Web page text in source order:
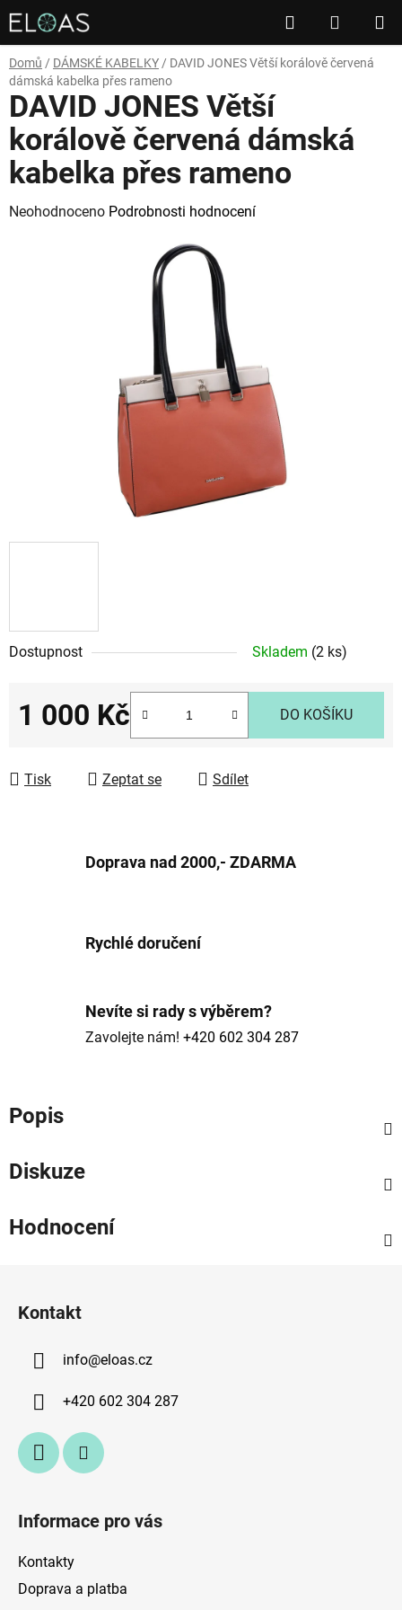
Přejít
na
obsah
Hledat
KOŠÍK
Domů / DÁMSKÉ KABELKY / DAVID JONES Větší korálově červená
dámská kabelka přes rameno
Dostupnost Skladem (2 ks)
1 000 Kč DO KOŠÍKU
Tisk Zeptat se Sdílet
DAVID JONES Větší
korálově červená dámská
kabelka přes rameno
Průměrné
Neohodnoceno Podrobnosti hodnocení
Doprava nad 2000,- ZDARMA
Rychlé doručení
Nevíte si rady s výběrem?
Zavolejte nám! +420 602 304 287
Popis
Diskuze
Hodnocení
Kontakt
info@eloas.cz
+420 602 304 287
Informace pro vás
Kontakty
Doprava a platba